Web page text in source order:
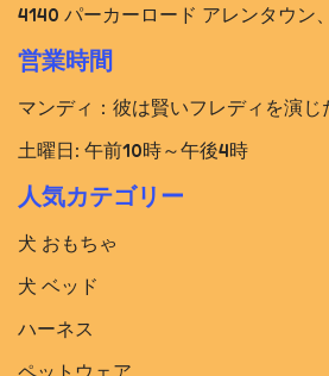
4140 パーカーロード アレンタウン
営業時間
マンディ：彼は賢いフレディを演じ
土曜日: 午前10時～午後4時
人気カテゴリー
犬 おもちゃ
犬 ベッド​
ハーネス
ペットウェア